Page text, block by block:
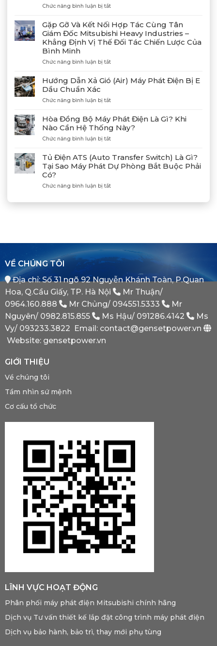
Chức năng bình luận bị tắtở
Giao
Thành
Công
4
Phát
MGS2300R
Cảng
Gặp Gỡ Và Kết Nối Hợp Tác Cùng Tân
Giám Đốc Mitsubishi Heavy Industries –
Khẳng Định Vị Thế Đối Tác Chiến Lược Của
Bình Minh
Chức năng bình luận bị tắtở
Gỡ
Và
Nối
Tác
Cùng
Tân
Giám
Mitsubishi
Heavy
Industries
Khẳng
Vị
Của
Bình
Minh
Hướng Dẫn Xả Gió (Air) Máy Phát Điện Bị E
Dầu Chuẩn Xác
Chức năng bình luận bị tắtở
Dẫn
Xả
Gió
(Air)
Phát
Điện
Bị
Dầu
Xác
Hòa Đồng Bộ Máy Phát Điện Là Gì? Khi
Nào Cần Hệ Thống Này?
Chức năng bình luận bị tắtở
Đồng
Bộ
Máy
Điện
Tủ Điện ATS (Auto Transfer Switch) Là Gì?
Tại Sao Máy Phát Dự Phòng Bắt Buộc Phải
Có?
Chức năng bình luận bị tắtở
Điện
Tại
Sao
Phát
Dự
Phòng
Bắt
Phải
Có?
VỀ CHÚNG TÔI
Địa chỉ: Số 31 ngõ 92 Nguyễn Khánh Toàn, P.Quan
Hoa, Q.Cầu Giấy, TP. Hà Nội
Mr Thuận/
0964.160.888
Mr Chủng/ 094551.5333
Mr
Nguyên/ 0982.815.855 Ms Hậu/ 091286.4142
Ms
Vy/ 093233.3822 Email: contact@gensetpower.vn
Website: gensetpower.vn
GIỚI THIỆU
Về chúng tôi
Tầm nhìn sứ mệnh
Cơ cấu tổ chức
LĨNH VỰC HOẠT ĐỘNG
Phân phối máy phát điện Mitsubishi chính hãng
Dịch vụ Tư vấn thiết kế lắp đặt công trình máy phát điện
Dịch vụ bảo hành, bảo trì, thay mới phụ tùng